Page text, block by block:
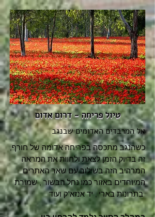
טיול פריחה - דרום אדום
אל המרבדים האדומים שבנגב
כשהנגב מתכסה בפריחה אדומה של חורף,
זה בדיוק הזמן לצאת ולחוות את המראה
המרהיב הזה בשילוב עם שאר האתרים
המיוחדים באזור כמו נחל הבשור , שמורת
בתרונות בארי , יד אנזא"ק ועוד